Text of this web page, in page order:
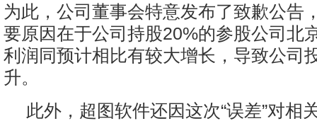
为此，公司董事会特意发布了致歉公告
要原因在于公司持股20%的参股公司北
利润同预计相比有较大增长，导致公司
升。
此外，超图软件还因这次“误差”对相